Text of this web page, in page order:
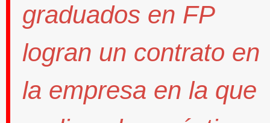
graduados en FP
logran un contrato en
la empresa en la que